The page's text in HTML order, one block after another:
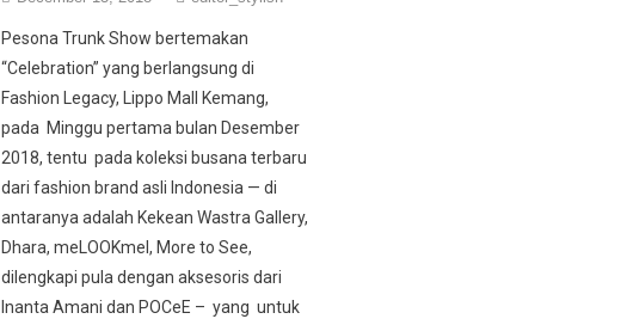
Pesona Trunk Show bertemakan
“Celebration” yang berlangsung di
Fashion Legacy, Lippo Mall Kemang,
pada Minggu pertama bulan Desember
2018, tentu pada koleksi busana terbaru
dari fashion brand asli Indonesia — di
antaranya adalah Kekean Wastra Gallery,
Dhara, meLOOKmel, More to See,
dilengkapi pula dengan aksesoris dari
Inanta Amani dan POCeE – yang untuk